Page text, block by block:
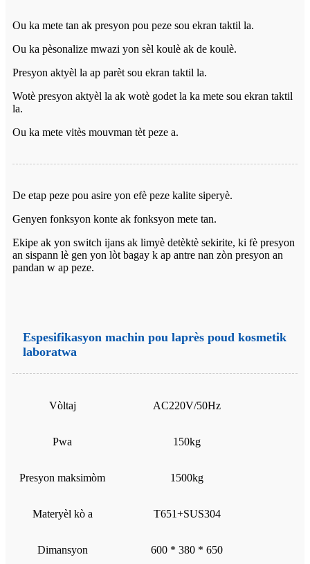
Ou ka mete tan ak presyon pou peze sou ekran taktil la.
Ou ka pèsonalize mwazi yon sèl koulè ak de koulè.
Presyon aktyèl la ap parèt sou ekran taktil la.
Wotè presyon aktyèl la ak wotè godet la ka mete sou ekran taktil
la.
Ou ka mete vitès mouvman tèt peze a.
De etap peze pou asire yon efè peze kalite siperyè.
Genyen fonksyon konte ak fonksyon mete tan.
Ekipe ak yon switch ijans ak limyè detèktè sekirite, ki fè presyon
an sispann lè gen yon lòt bagay k ap antre nan zòn presyon an
pandan w ap peze.
Espesifikasyon machin pou laprès poud kosmetik
laboratwa
Vòltaj AC220V/50Hz
Pwa 150kg
Presyon maksimòm 1500kg
Materyèl kò a T651+SUS304
Dimansyon 600 * 380 * 650